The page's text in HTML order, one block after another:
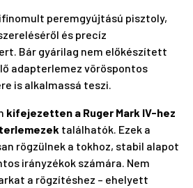
peremgyújtású pisztoly,
és precíz
Bár gyárilag nem előkészített
adapterlemez vöröspontos
is alkalmassá teszi.
kifejezetten a Ruger Mark IV-hez
találhatók. Ezek a
rögzülnek a tokhoz, stabil alapot
irányzékok számára. Nem
a rögzítéshez – ehelyett